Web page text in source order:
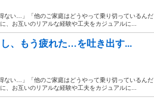
ない…」「他のご家庭はどうやって乗り切っているんだ
、お互いのリアルな経験や工夫をカジュアルに...
し、もう疲れた…を吐き出す...
ない…」「他のご家庭はどうやって乗り切っているんだ
、お互いのリアルな経験や工夫をカジュアルに...